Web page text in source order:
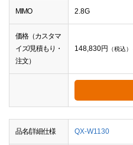
MIMO 2.8G
価格（カスタマ
イズ/見積もり・
注文）
148,830円 （税込）
品名/詳細仕様 QX-W1130